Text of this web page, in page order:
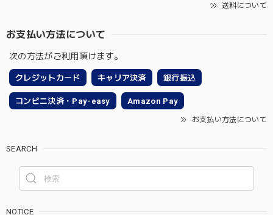
送料について
お支払い方法について
次の方法がご利用頂けます。
クレジットカード キャリア決済 銀行振込
コンビニ決済・Pay-easy Amazon Pay
お支払い方法について
SEARCH
NOTICE